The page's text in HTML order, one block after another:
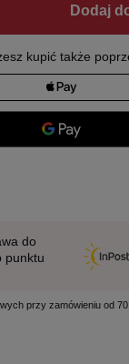
Dodaj
kupić także
do
punktu
przy zamówieniu od